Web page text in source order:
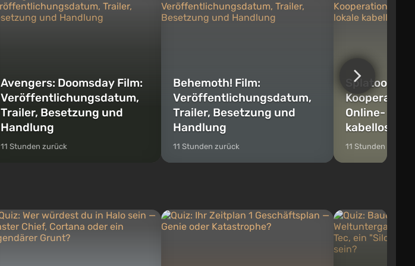
Avengers: Doomsday Film:
Veröffentlichungsdatum,
Trailer, Besetzung und
Handlung
11 Stunden zurück
Behemoth! Film:
Veröffentlichungsdatum,
Trailer, Besetzung und
Handlung
11 Stunden zurück
Splatoon
Online- und
kabellose
11 Stunden zurück